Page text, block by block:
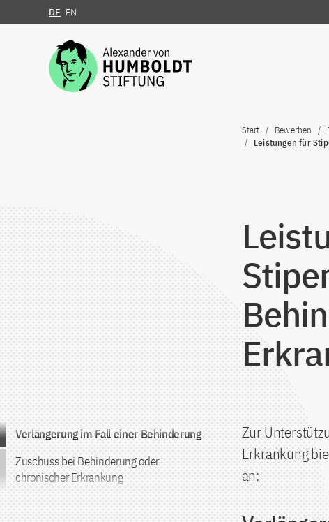
Zum Inhalt springen
DE EN
Start Bewerben
Leistungen für
Zum Inhalt springen
Verlängerung im Fall einer Behinderung
Zuschuss bei Behinderung oder
chronischer Erkrankung
Zur
Erkrankung
an: